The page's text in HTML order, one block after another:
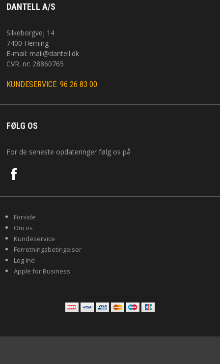
DANTELL A/S
Silkeborgvej 14
7400 Herning
E-mail: mail@dantell.dk
CVR. nr: 28860765
KUNDESERVICE: 96 26 83 00
FØLG OS
For de seneste opdateringer følg os på
Forside
Om os
Kundeservice
Forretningsbetingelser
Log ind
Apple for Business